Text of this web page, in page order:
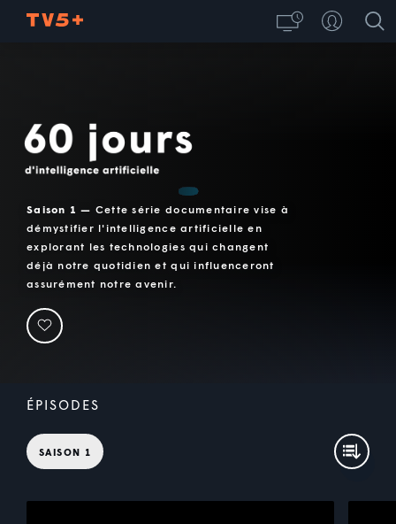
60 jours d'intelligence artificielle
Saison 1 — Cette série documentaire vise à
démystifier l'intelligence artificielle en
explorant les technologies qui changent
déjà notre quotidien et qui influenceront
assurément notre avenir.
ÉPISODES
SAISON 1